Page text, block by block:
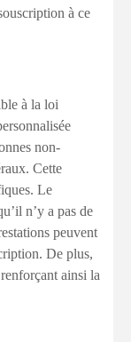
à ce
à la loi
non-
Cette
Le
n’y a pas de
peuvent
De plus,
ainsi la